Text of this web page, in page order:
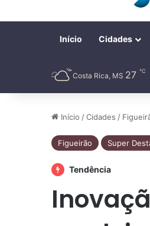
Início Cidades
Costa Rica, MS 27 ℃
Início /Cidades /
Figueirão Super
Tendência